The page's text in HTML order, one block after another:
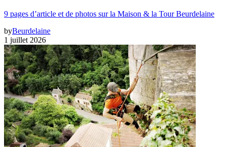
9 pages d’article et de photos sur la Maison & la Tour Beurdelaine
byBeurdelaine
1 juillet 2026